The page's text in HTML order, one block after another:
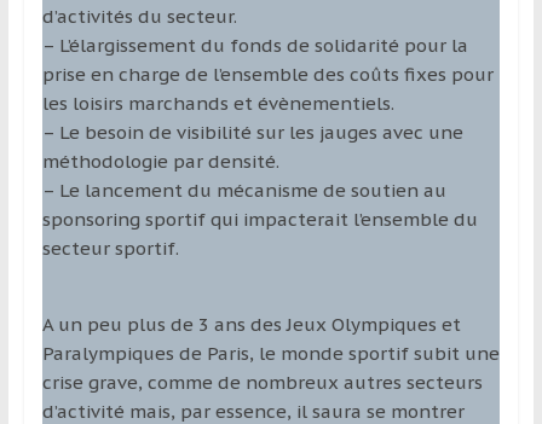
d’activités du secteur.
– L’élargissement du fonds de solidarité pour la
prise en charge de l’ensemble des coûts fixes pour
les loisirs marchands et évènementiels.
– Le besoin de visibilité sur les jauges avec une
méthodologie par densité.
– Le lancement du mécanisme de soutien au
sponsoring sportif qui impacterait l’ensemble du
secteur sportif.
A un peu plus de 3 ans des Jeux Olympiques et
Paralympiques de Paris, le monde sportif subit une
crise grave, comme de nombreux autres secteurs
d’activité mais, par essence, il saura se montrer